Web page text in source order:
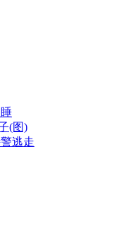
(图)
逃走